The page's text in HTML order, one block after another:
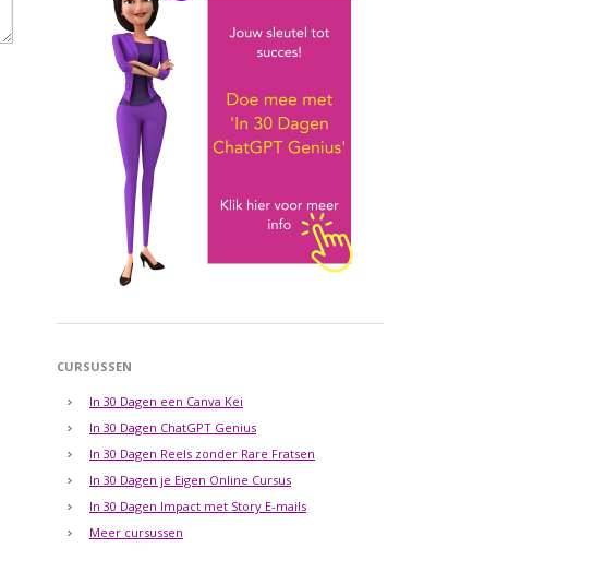
CURSUSSEN
In 30 Dagen een Canva Kei
In 30 Dagen ChatGPT Genius
In 30 Dagen Reels zonder Rare Fratsen
In 30 Dagen je Eigen Online Cursus
In 30 Dagen Impact met Story E-mails
Meer cursussen